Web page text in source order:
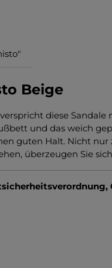
Beige
diese
und das weich
guten Halt. Nicht nur
überzeugen Sie